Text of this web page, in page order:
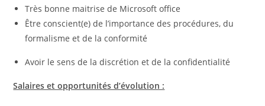
Très bonne maitrise de Microsoft office
Être conscient(e) de l’importance des procédures, du
formalisme et de la conformité
Avoir le sens de la discrétion et de la confidentialité
Salaires et opportunités d’évolution :